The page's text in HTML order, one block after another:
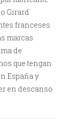
Girard
franceses
marcas
de
que tengan
España y
en descanso